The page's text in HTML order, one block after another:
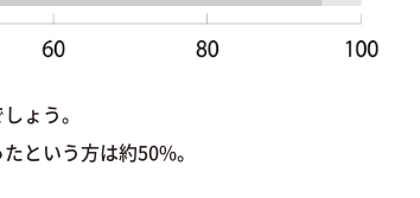
ょう。
という方は約50%。